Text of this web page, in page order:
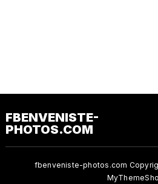
FBENVENISTE-
PHOTOS.COM
fbenveniste-photos.com